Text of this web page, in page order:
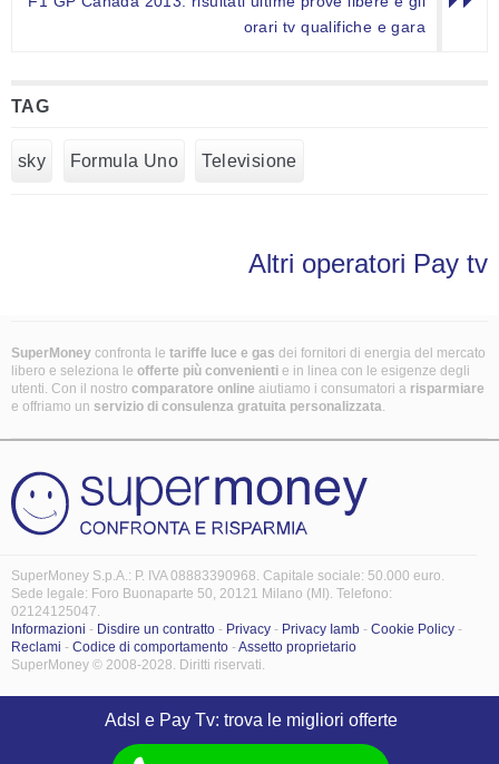
orari tv qualifiche e gara
TAG
sky Formula Uno Televisione
Altri operatori Pay tv
SuperMoney confronta le tariffe luce e gas dei fornitori di energia del mercato
libero e seleziona le offerte più convenienti e in linea con le esigenze degli
utenti. Con il nostro comparatore online aiutiamo i consumatori a risparmiare
e offriamo un servizio di consulenza gratuita personalizzata.
SuperMoney S.p.A.: P. IVA 08883390968. Capitale sociale: 50.000 euro.
Sede legale: Foro Buonaparte 50, 20121 Milano (MI). Telefono:
02124125047.
Informazioni - Disdire un contratto - Privacy - Privacy Iamb - Cookie Policy -
Reclami - Codice di comportamento -Assetto proprietario
SuperMoney © 2008-2028. Diritti riservati.
Adsl e Pay Tv: trova le migliori offerte